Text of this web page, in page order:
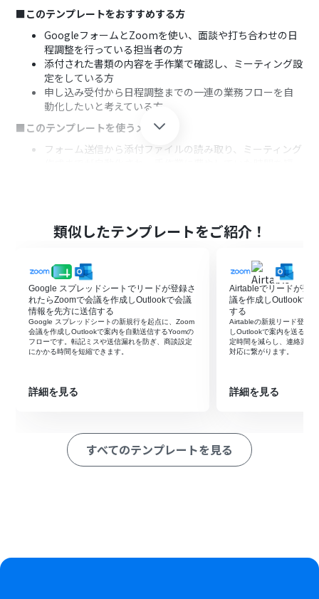
■このテンプレートをおすすめする方
GoogleフォームとZoomを使い、面談や打ち合わせの日
程調整を行っている担当者の方
添付された書類の内容を手作業で確認し、ミーティング設
定をしている方
申し込み受付から日程調整までの一連の業務フローを自
動化したいと考えている方
■このテンプレートを使うメリット
フォーム送信から添付ファイルの読み取り、ミーティング
■フローボットの流れ
はじめに、GoogleフォームとZoomをYoomと連携しま
す。
次に、トリガーでGoogleフォームを選択し、「フォーム
に回答が送信されたら」というアクションを設定します。
次に、オペレーションでGoogle Driveの「ファイルをダ
ウンロードする」アクションを設定し、フォームに添付さ
れたファイルを取得します。
イルからテキスト情報を抽出します。
してミーティングを作成します。
※「トリガー」：フロー起動のきっかけとなるアクション、「オ
ペレーション」：トリガー起動後、フロー内で処理を行うアク
のフォームへの回答のみをトリガーとして起動させるこ
類似したテンプレートをご紹介！
Google スプレッドシートでリードが登録さ
れたらZoomで会議を作成しOutlookで会議
情報を先方に送信する
Google スプレッドシートの新規行を起点に、Zoom
会議を作成しOutlookで案内を自動送信するYoomの
フローです。転記ミスや送信漏れを防ぎ、商談設定
にかかる時間を短縮できます。
詳細を見る
Airtableでリードが登
議を作成しOutlookで
する
Airtableの新規リード登録
しOutlookで案内を送るフ
定時間を減らし、連絡漏れ
対応に繋がります。
詳細を見る
すべてのテンプレートを見る